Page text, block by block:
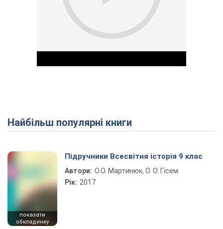
Play Video
Найбільш популярні книги
показати
обкладинку
Підручники Всесвітня історія 9 клас
Автори: О.О. Мартинюк, О. О. Гісем
Рік: 2017